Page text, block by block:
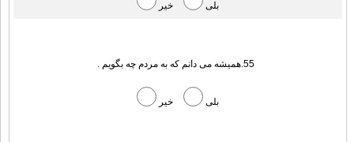
بلی خیر
55.همیشه می دانم که به مردم چه بگویم .
بلی خیر